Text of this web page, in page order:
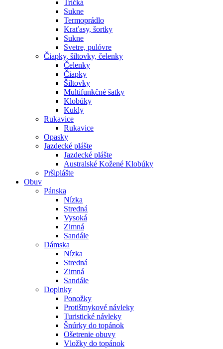
Tričká
Sukne
Termoprádlo
Kraťasy, šortky
Sukne
Svetre, pulóvre
Čiapky, šiltovky, čelenky
Čelenky
Čiapky
Šiltovky
Multifunkčné šatky
Klobúky
Kukly
Rukavice
Rukavice
Opasky
Jazdecké plášte
Jazdecké plášte
Australské Kožené Klobúky
Pršiplášte
Obuv
Pánska
Nízka
Stredná
Vysoká
Zimná
Sandále
Dámska
Nízka
Stredná
Zimná
Sandále
Doplnky
Ponožky
Protišmykové návleky
Turistické návleky
Šnúrky do topánok
Ošetrenie obuvy
Vložky do topánok